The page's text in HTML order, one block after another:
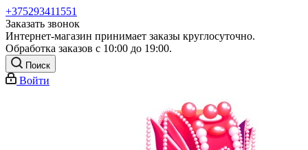
+375293411551
Заказать звонок
Интернет-магазин принимает заказы круглосуточно.
Обработка заказов с 10:00 до 19:00.
Поиск
Войти